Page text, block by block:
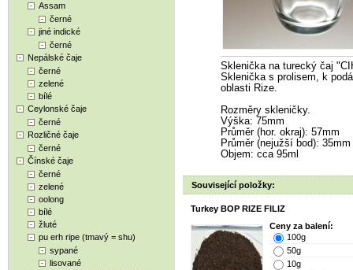
Assam
černé
jiné indické
černé
Nepálské čaje
černé
zelené
bílé
Ceylonské čaje
černé
Rozličné čaje
černé
Čínské čaje
černé
zelené
oolong
bílé
žluté
pu erh ripe (tmavý = shu)
sypané
lisované
Sklenička na turecký čaj
Sklenička s prolisem, k
oblasti Rize.
Rozměry skleničky.
Výška: 75mm
Průměr (hor. okraj): 57mm
Průměr (nejužší bod): 35mm
Objem: cca 95ml
Související položky:
Turkey BOP RIZE FILIZ
Ceny za balení:
100g
50g
10g